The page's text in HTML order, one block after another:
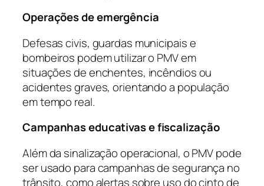
Operações de emergência
Defesas civis, guardas municipais e
bombeiros podem utilizar o PMV em
situações de enchentes, incêndios ou
acidentes graves, orientando a população
em tempo real.
Campanhas educativas e fiscalização
Além da sinalização operacional, o PMV pode
ser usado para campanhas de segurança no
trânsito, como alertas sobre uso do cinto de